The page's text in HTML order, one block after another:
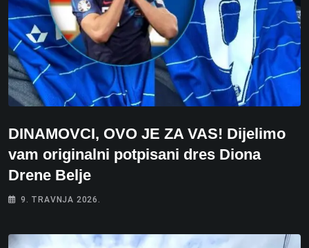
DINAMOVCI, OVO JE ZA VAS! Dijelimo
vam originalni potpisani dres Diona
Drene Belje
9. TRAVNJA 2026.